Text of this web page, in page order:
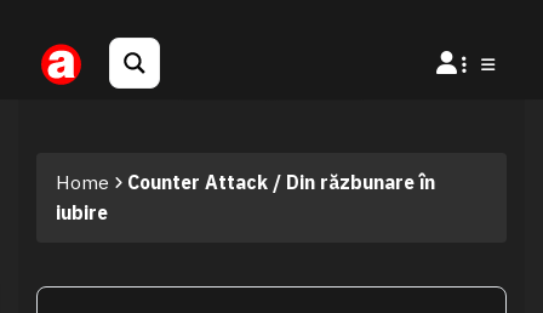
Home
Counter Attack / Din răzbunare în
iubire